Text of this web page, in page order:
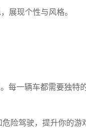
展现个性与风格。
每一辆车都需要独特
险驾驶，提升你的游